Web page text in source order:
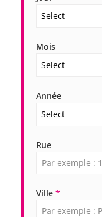
Select
Mois
Select
Année
Select
Rue
Ville *